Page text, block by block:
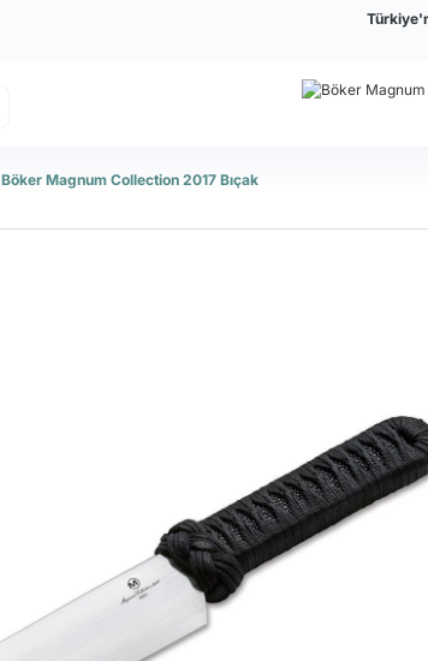
Tüm
Böker Magnum Collection 2017 Bıçak